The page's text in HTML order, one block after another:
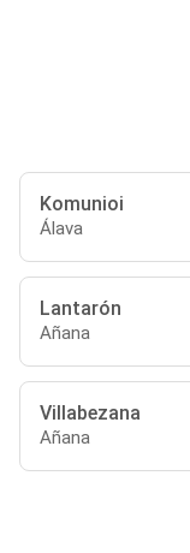
Komunioi
Álava
Lantarón
Añana
Villabezana
Añana